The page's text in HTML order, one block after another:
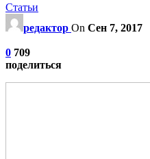
Статьи
редактор On Сен 7, 2017
0 709
поделиться